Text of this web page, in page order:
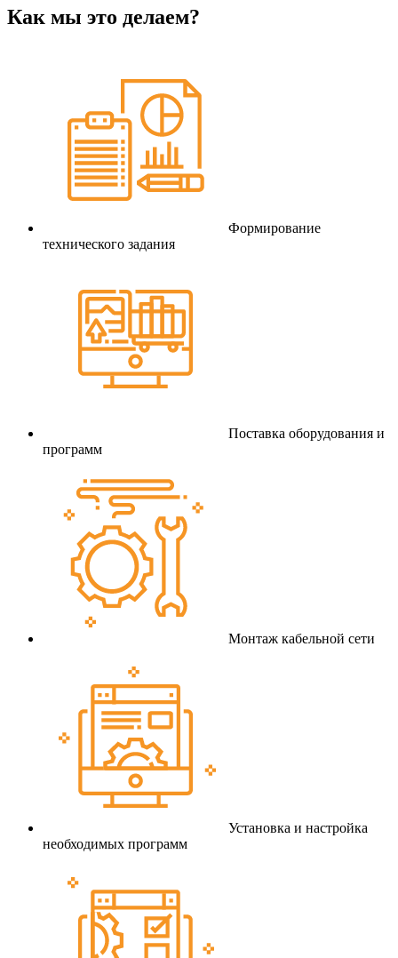
Как мы это делаем?
Формирование
технического задания
Поставка оборудования и
программ
Монтаж кабельной сети
Установка и настройка
необходимых программ